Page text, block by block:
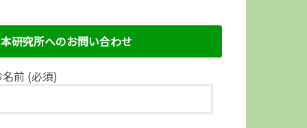
本研究所へのお問い合わせ
前 (必須)